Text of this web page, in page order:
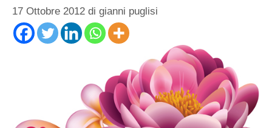
17 Ottobre 2012 di gianni puglisi